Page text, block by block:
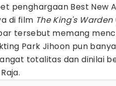
penghargaan Best New
di film The King's Warden
tersebut memang
Park Jihoon pun
totalitas dan dinilai